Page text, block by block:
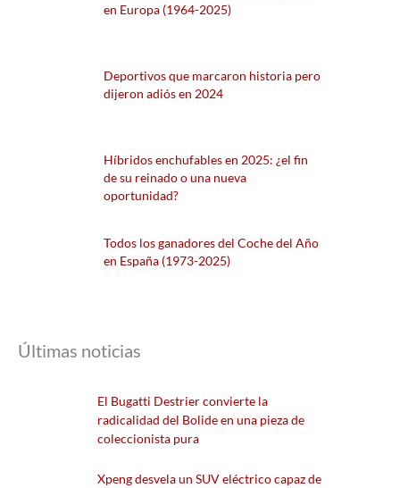
en Europa (1964-2025)
Deportivos que marcaron historia pero
dijeron adiós en 2024
Híbridos enchufables en 2025: ¿el fin
de su reinado o una nueva
oportunidad?
Todos los ganadores del Coche del Año
en España (1973-2025)
Últimas noticias
El Bugatti Destrier convierte la
radicalidad del Bolide en una pieza de
coleccionista pura
Xpeng desvela un SUV eléctrico capaz de